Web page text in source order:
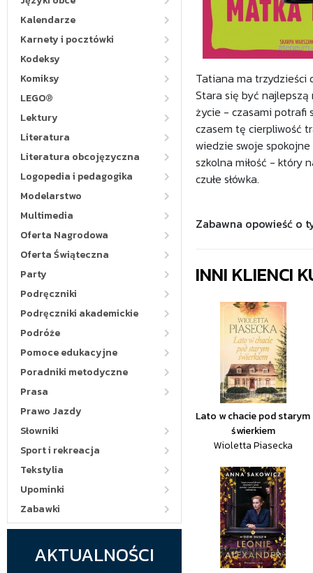
Kalendarze
Karnety i pocztówki
Kodeksy
Komiksy
LEGO®
Lektury
Literatura
Literatura obcojęzyczna
Logopedia i pedagogika
Modelarstwo
Multimedia
Oferta Nagrodowa
Oferta Świąteczna
Party
Podręczniki
Podręczniki akademickie
Podróże
Pomoce edukacyjne
Poradniki metodyczne
Prasa
Prawo Jazdy
Słowniki
Sport i rekreacja
Tekstylia
Upominki
Zabawki
AKTUALNOŚCI
Tatiana ma trzydzieści
Stara się być
życie - czasami potrafi
czasem tę cierpliwość
wiedzie swoje
szkolna miłość - który
czułe słówka.
Zabawna opowieść o
INNI KLIENCI
Lato w chacie pod starym
świerkiem
Wioletta Piasecka